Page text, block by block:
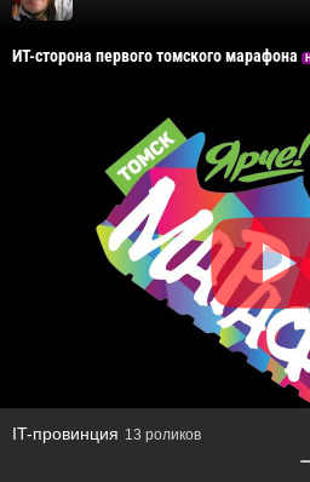
ИТ-сторона первого томского марафона
IT-провинция 13 роликов